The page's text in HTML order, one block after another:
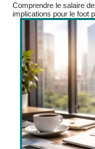
Comprendre le salaire
implications pour le foot